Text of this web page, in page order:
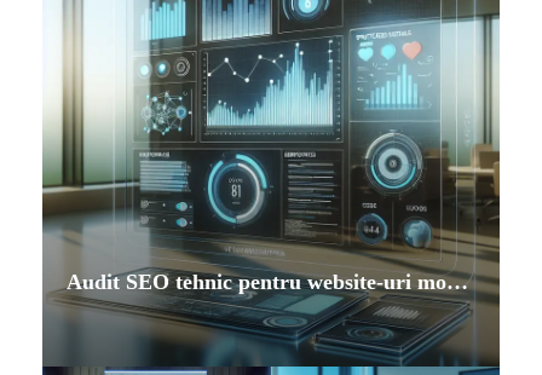
Audit SEO tehnic pentru website-uri moderne: cum să îți crești performanța, viteza și ranking-ul